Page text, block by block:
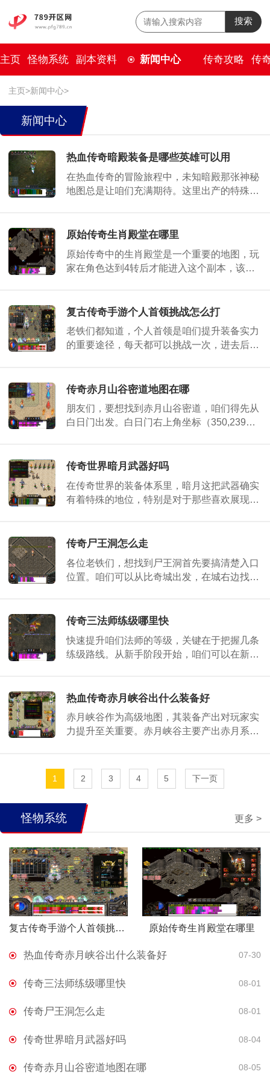
搜索
主页 怪物系统 副本资料 新闻中心 传奇攻略 传
主页>新闻中心>
新闻中心
热血传奇暗殿装备是哪些英雄可以用
在热血传奇的冒险旅程中，未知暗殿那张神秘
地图总是让咱们充满期待。这里出产的特殊装
神
原始传奇生肖殿堂在哪里
原始传奇中的生肖殿堂是一个重要的地图，玩
家在角色达到4转后才能进入这个副本，该副
踞着
复古传奇手游个人首领挑战怎么打
老铁们都知道，个人首领是咱们提升装备实力
的重要途径，每天都可以挑战一次，进去后不
领
传奇赤月山谷密道地图在哪
朋友们，要想找到赤月山谷密道，咱们得先从
白日门出发。白日门右上角坐标（350,239）
到达赤月
传奇世界暗月武器好吗
在传奇世界的装备体系里，暗月这把武器确实
有着特殊的地位，特别是对于那些喜欢展现个
它自
传奇尸王洞怎么走
各位老铁们，想找到尸王洞首先要搞清楚入口
位置。咱们可以从比奇城出发，在城右边找到
边的那
传奇三法师练级哪里快
快速提升咱们法师的等级，关键在于把握几条
练级路线。从新手阶段开始，咱们可以在新手
这
热血传奇赤月峡谷出什么装备好
赤月峡谷作为高级地图，其装备产出对玩家实
力提升至关重要。赤月峡谷主要产出赤月系列
选
1 2 3 4 5 下一页
怪物系统 更多 >
复古传奇手游个人首领挑战怎么打 原始传奇生肖殿堂在哪里
热血传奇赤月峡谷出什么装备好 07-30
传奇三法师练级哪里快 08-01
传奇尸王洞怎么走 08-01
传奇世界暗月武器好吗 08-04
传奇赤月山谷密道地图在哪 08-05